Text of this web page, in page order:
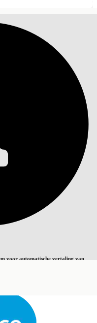
voor automatische vertaling van
Zoeken